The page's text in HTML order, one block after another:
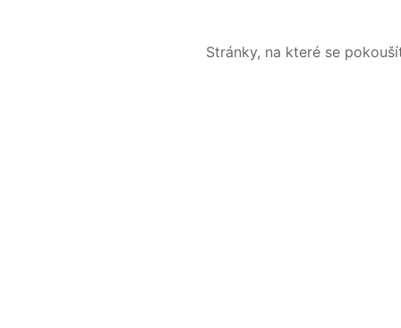
Stránky, na které se